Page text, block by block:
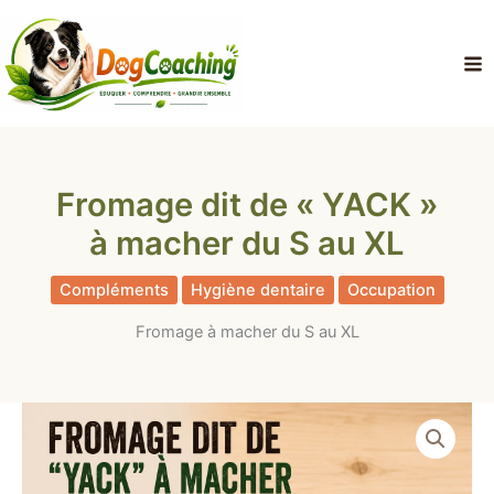
au
contenu
Fromage dit de « YACK »
à macher du S au XL
Compléments Hygiène dentaire Occupation
Fromage à macher du S au XL
Plage
de
Fromage